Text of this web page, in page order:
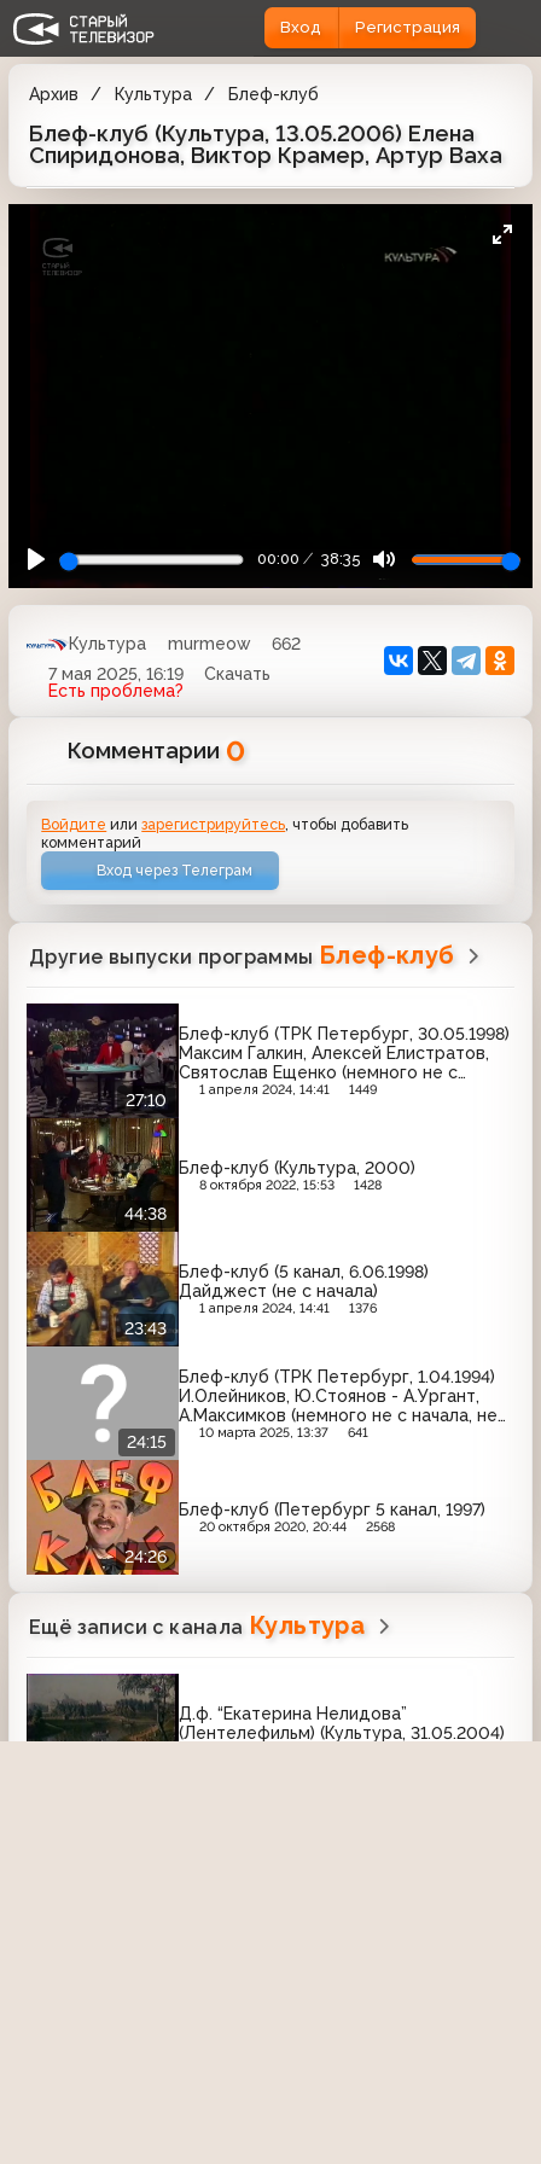
Вход Регистрация
Архив Культура Блеф-клуб
Блеф-клуб (Культура, 13.05.2006) Елена
Спиридонова, Виктор Крамер, Артур Ваха
00:00 38:35
Культура murmeow
662
7 мая 2025, 16:19
Скачать
Есть проблема?
Комментарии 0
Войдите илизарегистрируйтесь , чтобы добавить
комментарий
Вход через Телеграм
Другие выпуски программы Блеф-клуб
27:10
Блеф-клуб (ТРК Петербург, 30.05.1998)
Максим Галкин, Алексей Елистратов,
Святослав Ещенко (немного не с
начала)
1 апреля 2024, 14:41 1449
44:38
Блеф-клуб (Культура, 2000)
8 октября 2022, 15:53 1428
23:43
Блеф-клуб (5 канал, 6.06.1998)
Дайджест (не с начала)
1 апреля 2024, 14:41 1376
24:15
Блеф-клуб (ТРК Петербург, 1.04.1994)
И.Олейников, Ю.Стоянов - А.Ургант,
А.Максимков (немного не с начала, не
до конца)
10 марта 2025, 13:37 641
24:26
Блеф-клуб (Петербург 5 канал, 1997)
20 октября 2020, 20:44 2568
Ещё записи с канала Культура
Д.ф. “Екатерина Нелидова”
(Лентелефильм) (Культура, 31.05.2004)